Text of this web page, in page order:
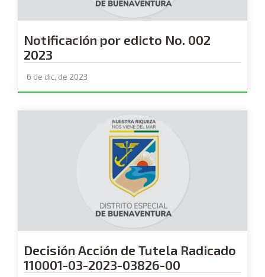
Notificación por edicto No. 002
2023
6 de dic. de 2023
Decisión Acción de Tutela Radicado
110001-03-2023-03826-00